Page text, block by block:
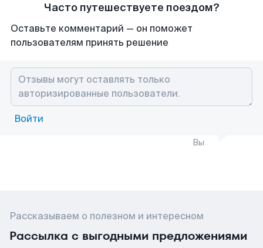
Часто путешествуете поездом?
Оставьте комментарий — он поможет
пользователям принять решение
Войти
Вы
Рассказываем о полезном и интересном
Рассылка с выгодными предложениями